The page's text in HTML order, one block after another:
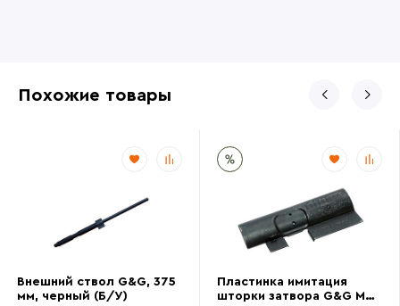
Похожие товары
Внешний ствол G&G, 375
мм, черный (Б/У)
Пластинка имитация
шторки затвора G&G M4